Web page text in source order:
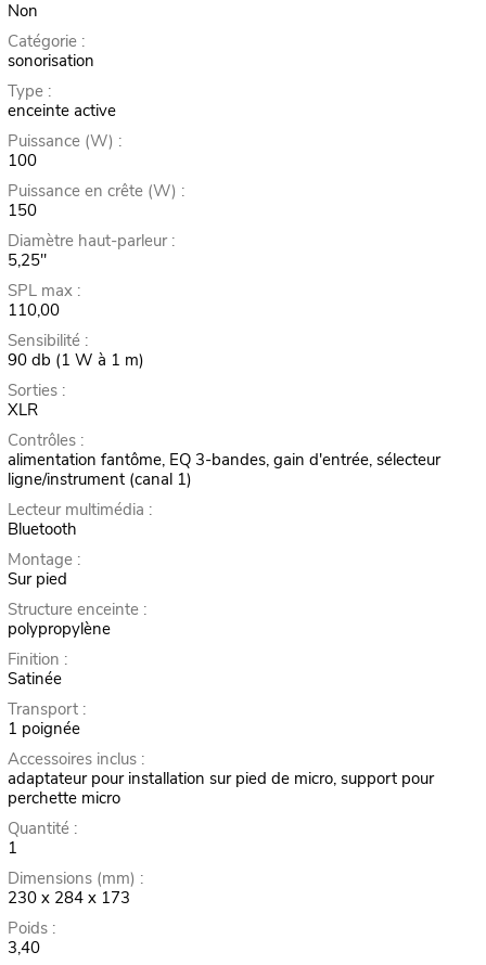
Non
Catégorie :
sonorisation
Type :
enceinte active
Puissance (W) :
100
Puissance en crête (W) :
150
Diamètre haut-parleur :
5,25"
SPL max :
110,00
Sensibilité :
90 db (1 W à 1 m)
Sorties :
XLR
Contrôles :
alimentation fantôme, EQ 3-bandes, gain d'entrée, sélecteur
ligne/instrument (canal 1)
Lecteur multimédia :
Bluetooth
Montage :
Sur pied
Structure enceinte :
polypropylène
Finition :
Satinée
Transport :
1 poignée
Accessoires inclus :
adaptateur pour installation sur pied de micro, support pour
perchette micro
Quantité :
1
Dimensions (mm) :
230 x 284 x 173
Poids :
3,40